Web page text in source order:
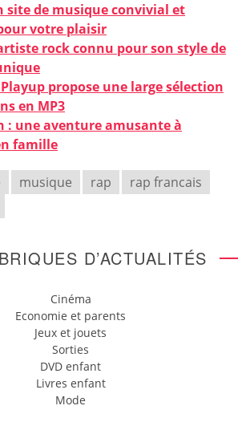
site de musique convivial et
votre plaisir
rock connu pour son style de
propose une large sélection
en MP3
: une aventure amusante à
famille
musique rap
rap francais
D’ACTUALITÉS
Cinéma
Economie et parents
Jeux et jouets
Sorties
DVD enfant
Livres enfant
Mode